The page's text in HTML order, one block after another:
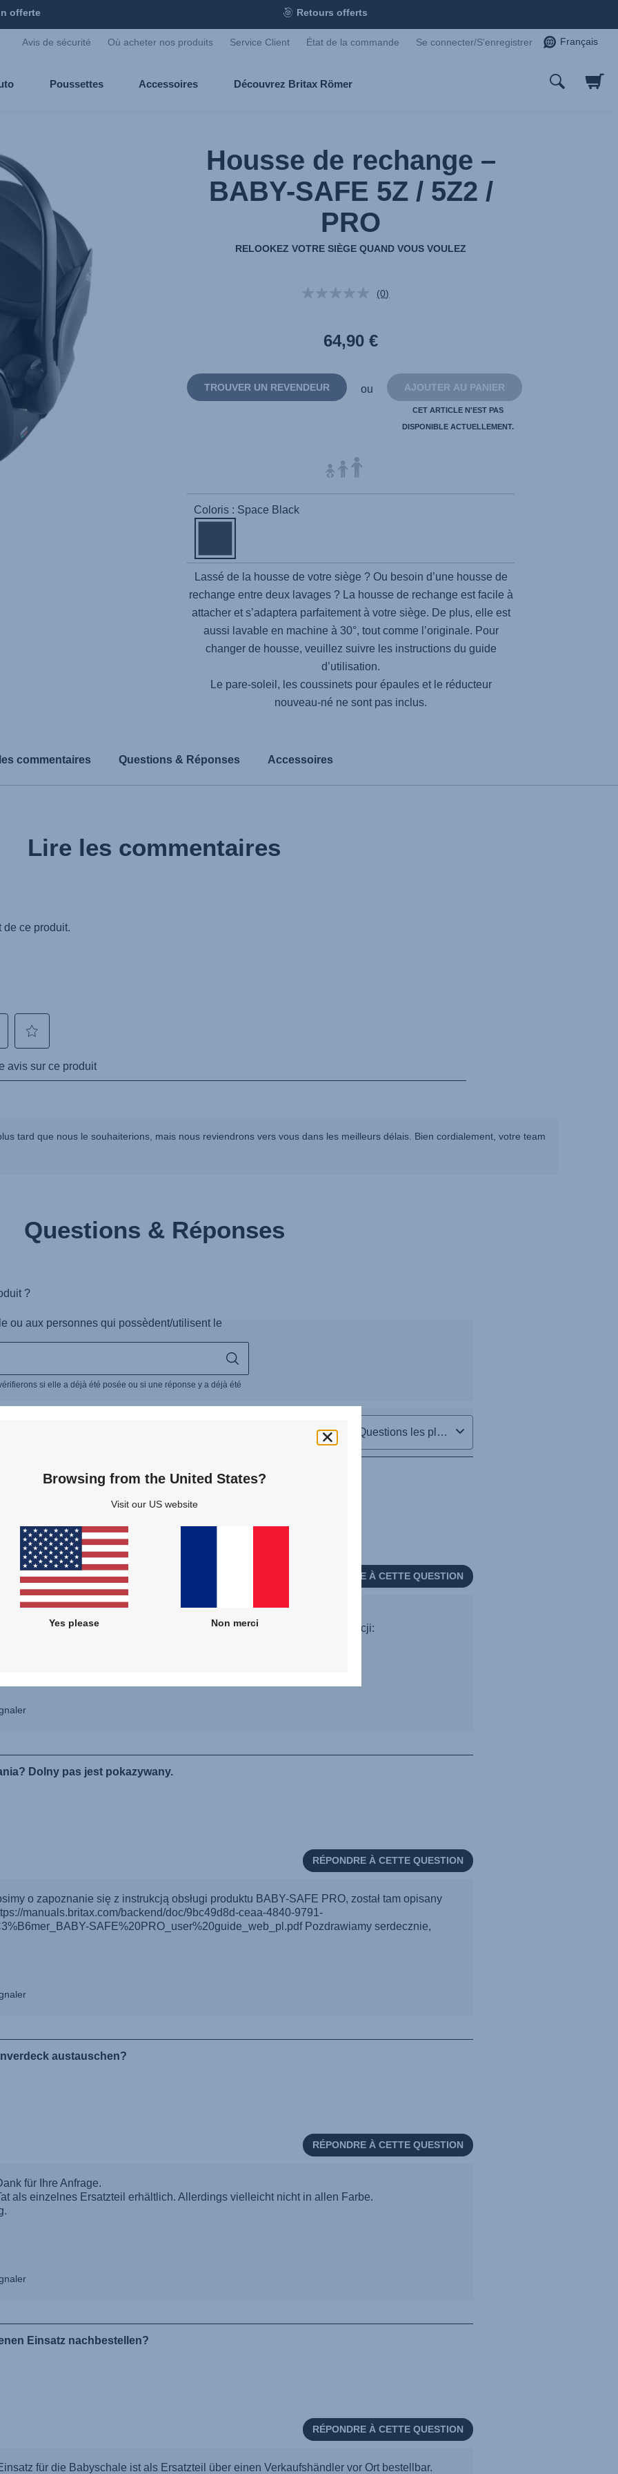
offerte Retours offerts
Avis de sécurité Où acheter nos produits Service Client État de la commande Se connecter/S'enregistrer Français
Poussettes Accessoires Découvrez Britax Römer
Housse de rechange –
BABY-SAFE 5Z / 5Z2 /
PRO
RELOOKEZ VOTRE SIÈGE QUAND VOUS VOULEZ
Aucune
Lien
même
page.
(0)
64,90 €
AJOUTER AU PANIER
CET ARTICLE N'EST PAS
DISPONIBLE ACTUELLEMENT.
ou
TROUVER UN REVENDEUR
Coloris : Space Black
Lassé de la housse de votre siège ? Ou besoin d’une housse de
rechange entre deux lavages ? La housse de rechange est facile à
attacher et s’adaptera parfaitement à votre siège. De plus, elle est
aussi lavable en machine à 30°, tout comme l’originale. Pour
changer de housse, veuillez suivre les instructions du guide
d’utilisation.
Le pare-soleil, les coussinets pour épaules et le réducteur
nouveau-né ne sont pas inclus.
commentaires Questions & Réponses Accessoires
Lire les commentaires
tard que nous le souhaiterions, mais nous reviendrons vers vous dans les meilleurs délais. Bien cordialement, votre team
Questions & Réponses
Browsing from the United States?
Visit our US website
Yes please Non merci